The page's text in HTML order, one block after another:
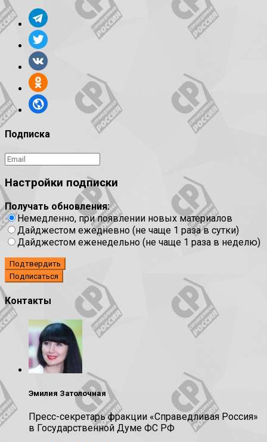
Подписка
Настройки подписки
Получать обновления:
Немедленно, при появлении новых материалов
Дайджестом ежедневно (не чаще 1 раза в сутки)
Дайджестом еженедельно (не чаще 1 раза в неделю)
Подтвердить
Контакты
Эмилия Затолочная
Пресс-секретарь фракции «Справедливая Россия»
в Государственной Думе ФС РФ